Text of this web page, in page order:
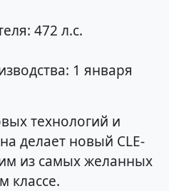
472 л.с.
1 января
технологий и
делает новый CLE-
из самых желанных
классе.